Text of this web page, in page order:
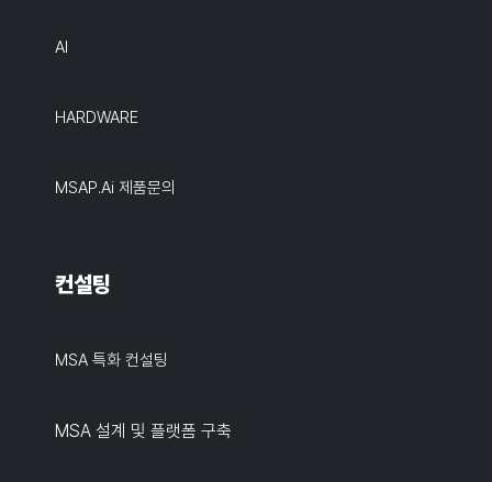
AI
HARDWARE
MSAP.ai 제품문의
컨설팅
MSA 특화 컨설팅
MSA 설계 및 플랫폼 구축